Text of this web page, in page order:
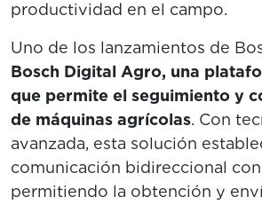
productividad en el campo.
Uno de los lanzamientos de
Bosch Digital Agro, una
que permite el seguimiento y
de máquinas agrícolas. Con
avanzada, esta solución
comunicación bidireccional con
permitiendo la obtención y